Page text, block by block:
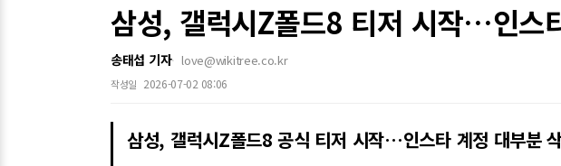
삼성, 갤럭시Z폴드8 티저 시작…인스
송태섭 기자 love@wikitree.co.kr
작성일 2026-07-02 08:06
삼성, 갤럭시Z폴드8 공식 티저 시작…인스타 계정 대부분